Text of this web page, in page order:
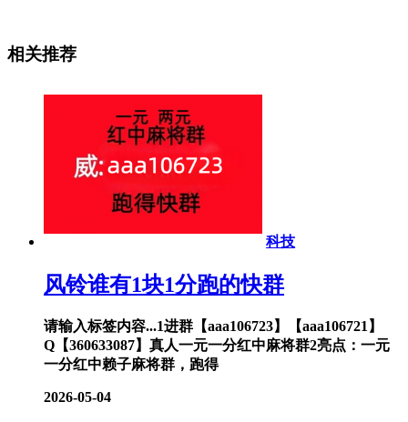
相关推荐
科技
风铃谁有1块1分跑的快群
请输入标签内容...1进群【aaa106723】【aaa106721】
Q【360633087】真人一元一分红中麻将群2亮点：一元
一分红中赖子麻将群，跑得
2026-05-04